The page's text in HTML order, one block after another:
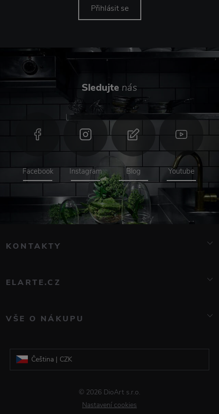
Přihlásit se
Sledujte nás
Facebook Instagram Blog Youtube
KONTAKTY
776 081 000
ELARTE.CZ
Kontakt
Galerie DioArt
VŠE O NÁKUPU
Reklamace a vrácení zboží
Obchodní podmínky
Čeština | CZK
© 2026 DioArt s.r.o.
Nastavení cookies